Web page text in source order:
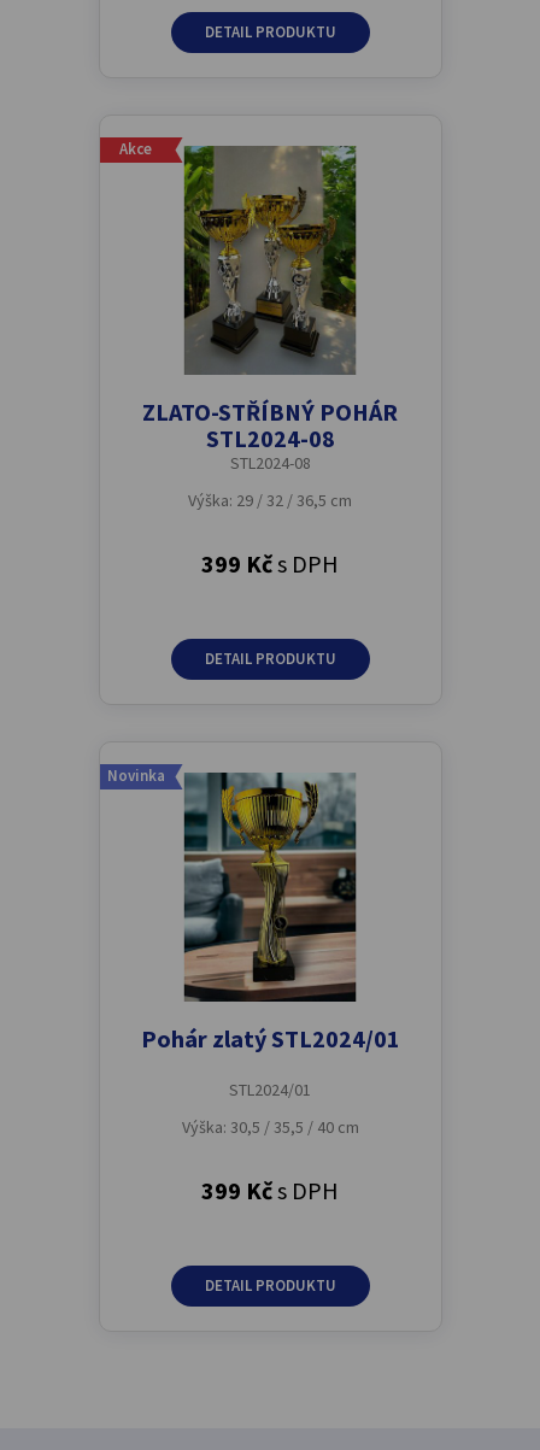
DETAIL PRODUKTU
Akce
ZLATO-STŘÍBNÝ POHÁR
STL2024-08
STL2024-08
Výška: 29 / 32 / 36,5 cm
399 Kčs DPH
DETAIL PRODUKTU
Novinka
Pohár zlatý STL2024/01
STL2024/01
Výška: 30,5 / 35,5 / 40 cm
399 Kčs DPH
DETAIL PRODUKTU